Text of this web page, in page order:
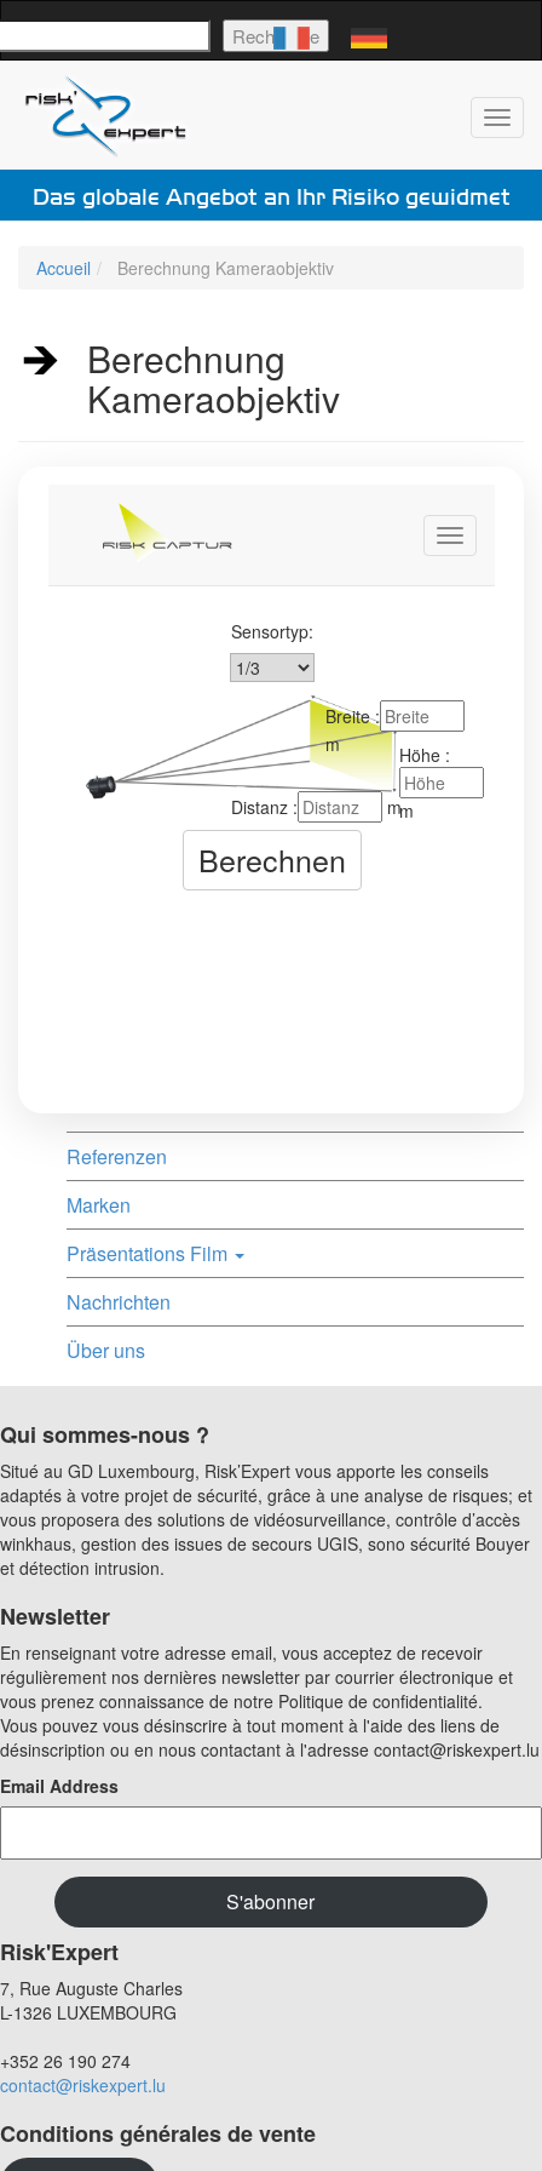
Recherche
Das globale Angebot an Ihr Risiko gewidmet
Accueil Berechnung Kameraobjektiv
Berechnung
Kameraobjektiv
Referenzen
Marken
Präsentations Film
Nachrichten
Über uns
Qui sommes-nous ?
Situé au GD Luxembourg, Risk’Expert vous apporte les conseils
adaptés à votre projet de sécurité, grâce à une analyse de risques; et
vous proposera des solutions de vidéosurveillance, contrôle d’accès
winkhaus, gestion des issues de secours UGIS, sono sécurité Bouyer
et détection intrusion.
Newsletter
En renseignant votre adresse email, vous acceptez de recevoir
régulièrement nos dernières newsletter par courrier électronique et
vous prenez connaissance de notre Politique de confidentialité.
Vous pouvez vous désinscrire à tout moment à l'aide des liens de
désinscription ou en nous contactant à l'adresse contact@riskexpert.lu
Email Address
Risk'Expert
7, Rue Auguste Charles
L-1326 LUXEMBOURG
+352 26 190 274
contact@riskexpert.lu
Conditions générales de vente